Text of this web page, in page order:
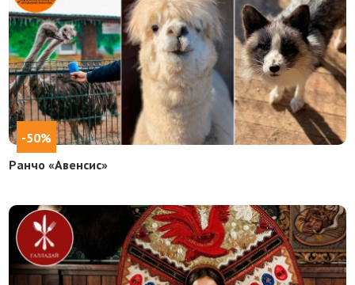
-50%
Ранчо «Авенсис»